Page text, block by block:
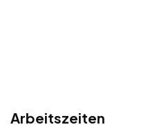
Arbeitszeiten